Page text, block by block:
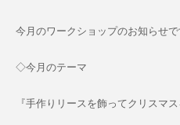
今月のワークショップのお知らせで
◇今月のテーマ
『手作りリースを飾ってクリスマス